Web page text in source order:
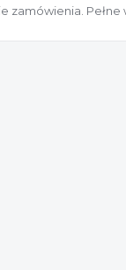
zamówienia.